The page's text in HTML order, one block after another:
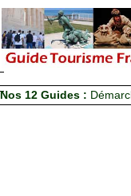
Nos 12 Guides :